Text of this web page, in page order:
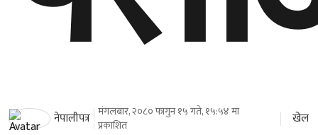
नेपालीपत्र मंगलबार, २०८० फागुन १५ गते, १५:५४ मा
प्रकाशित
खेल